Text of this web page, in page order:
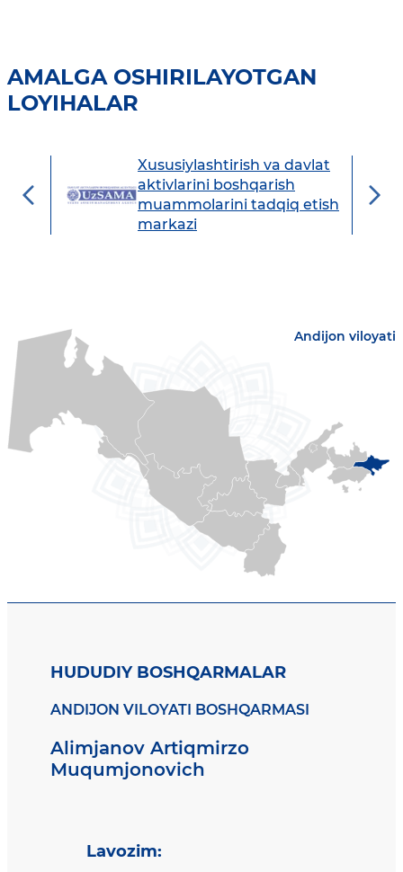
AMALGA OSHIRILAYOTGAN
LOYIHALAR
Xususiylashtirish va davlat
aktivlarini boshqarish
muammolarini tadqiq etish
markazi
Andijon viloyati
HUDUDIY BOSHQARMALAR
ANDIJON VILOYATI BOSHQARMASI
Alimjanov Artiqmirzo
Muqumjonovich
Lavozim: